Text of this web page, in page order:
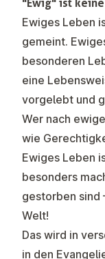
"Ewig" ist
Ewiges Leben
gemeint.
besonderen
eine
vorgelebt und
Wer nach
wie
Ewiges Leben
besonders
gestorben sind
Welt!
Das wird in
in den